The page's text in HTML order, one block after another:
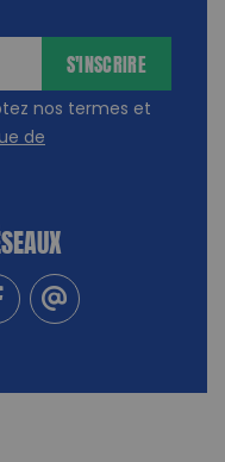
nos termes et
de
S'INSCRIRE